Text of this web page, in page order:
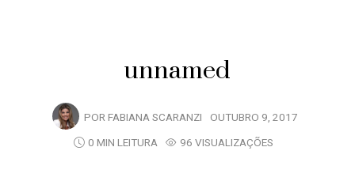
unnamed
POR FABIANA SCARANZI OUTUBRO 9, 2017
0 MIN LEITURA
96 VISUALIZAÇÕES